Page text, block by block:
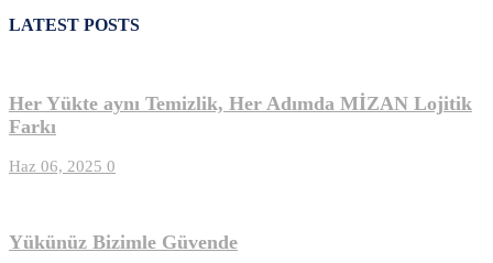
LATEST POSTS
Her Yükte aynı Temizlik, Her Adımda MİZAN Lojitik
Farkı
Haz 06, 2025 0
Yükünüz Bizimle Güvende